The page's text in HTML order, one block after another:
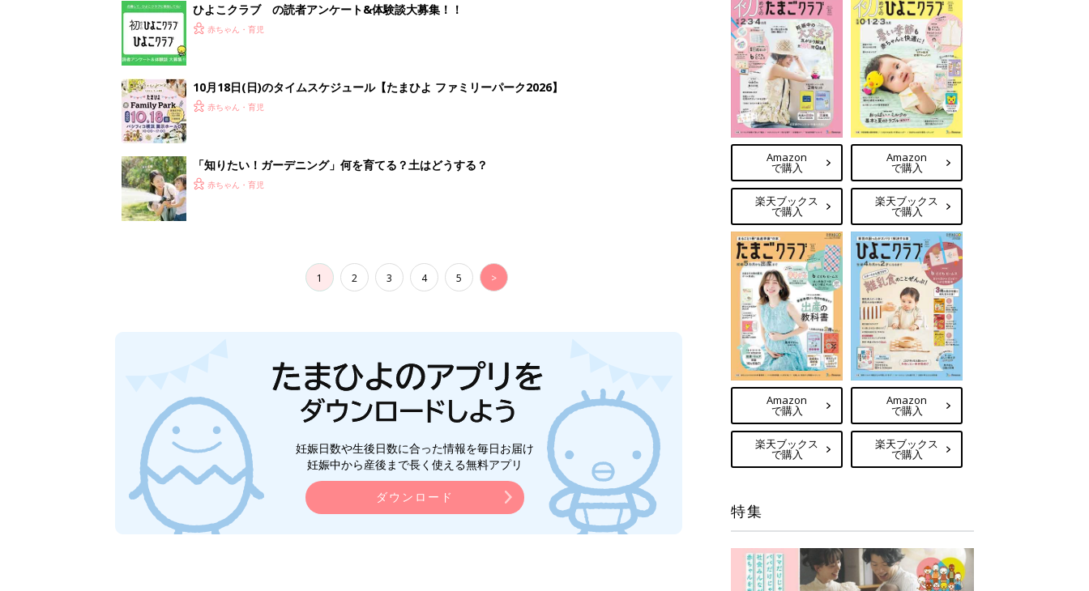
ひよこクラブ の読者アンケート&体験談大募集！！
赤ちゃん・育児
10月18日(日)のタイムスケジュール【たまひよ ファミリーパーク2026】
赤ちゃん・育児
「知りたい！ガーデニング」何を育てる？土はどうする？
赤ちゃん・育児
1 2 3 4 5 >
妊娠日数や生後日数に合った情報を毎日お届け
妊娠中から産後まで長く使える無料アプリ
ダウンロード
Amazon
で購入
楽天ブックス
で購入
Amazon
で購入
楽天ブックス
で購入
Amazon
で購入
楽天ブックス
で購入
Amazon
で購入
楽天ブックス
で購入
特集